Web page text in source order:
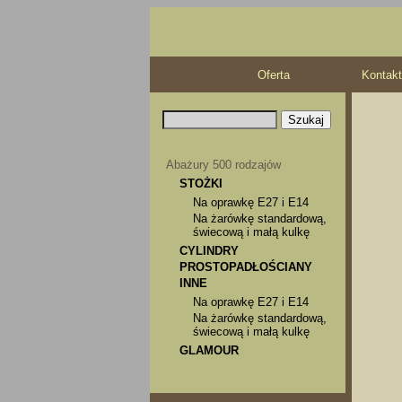
Oferta Kontakt
Abażury 500 rodzajów
STOŻKI
Na oprawkę E27 i E14
Na żarówkę standardową,
świecową i małą kulkę
CYLINDRY
PROSTOPADŁOŚCIANY
INNE
Na oprawkę E27 i E14
Na żarówkę standardową,
świecową i małą kulkę
GLAMOUR